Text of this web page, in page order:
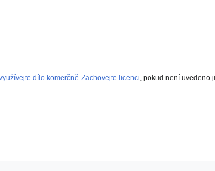
dílo komerčně-Zachovejte licenci, pokud není uvedeno